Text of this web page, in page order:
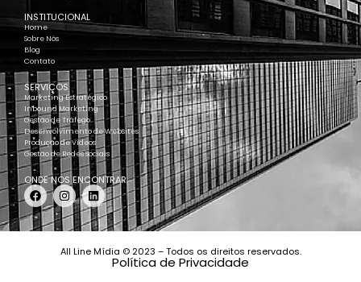
INSTITUCIONAL
Home
Sobre Nós
Blog
Contato
SERVIÇOS
Marketing Estratégico
Inbound Marketing
Gestão de Tráfego
Desenvolvimento de Websites
Produção de Vídeos
Gestão de Redes Sociais
ONDE NOS ENCONTRAR
All Line Mídia © 2023 – Todos os direitos reservados.
Política de Privacidade